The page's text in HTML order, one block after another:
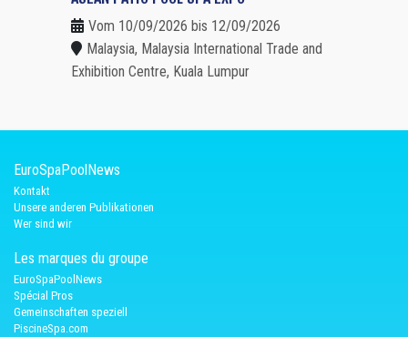
Vom 10/09/2026 bis 12/09/2026
Malaysia, Malaysia International Trade and
Exhibition Centre, Kuala Lumpur
EuroSpaPoolNews
Kontakt
Unsere anderen Publikationen
Wer sind wir
Les marques du groupe
EuroSpaPoolNews
Spécial Pros
Gemeinschaften speziell
PiscineSpa.com